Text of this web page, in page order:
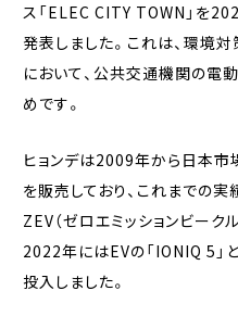
ス「ELEC CITY TOWN」を
発表しました。これは、環境
において、公共交通機関の電
めです。
ヒョンデは2009年から日本市
を販売しており、これまでの
ZEV（ゼロエミッションビーク
2022年にはEVの「IONIQ 5」
投入しました。